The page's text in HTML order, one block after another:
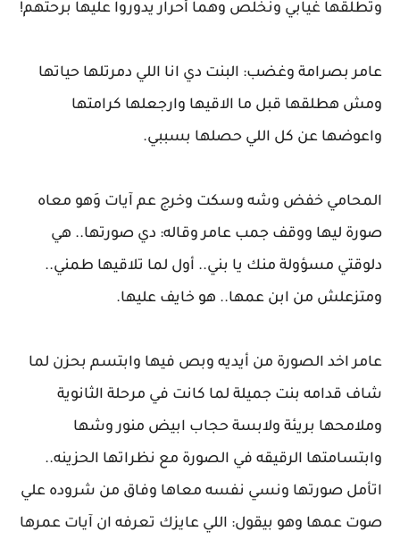
وتطلقها غيابي ونخلص وهما أحرار يدوروا عليها برحتهم!
عامر بصرامة وغضب: البنت دي انا اللي دمرتلها حياتها
ومش هطلقها قبل ما الاقيها وارجعلها كرامتها
واعوضها عن كل اللي حصلها بسببي.
المحامي خفض وشه وسكت وخرج عم آيات وَهو معاه
صورة ليها ووقف جمب عامر وقاله: دي صورتها.. هي
دلوقتي مسؤولة منك يا بني.. أول لما تلاقيها طمني..
ومتزعلش من ابن عمها.. هو خايف عليها.
عامر اخد الصورة من أيديه وبص فيها وابتسم بحزن لما
شاف قدامه بنت جميلة لما كانت في مرحلة الثانوية
وملامحها بريئة ولابسة حجاب ابيض منور وشها
وابتسامتها الرقيقه في الصورة مع نظراتها الحزينه..
اتأمل صورتها ونسي نفسه معاها وفاق من شروده علي
صوت عمها وهو بيقول: اللي عايزك تعرفه ان آيات عمرها